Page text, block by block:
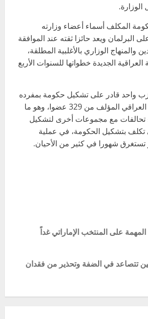
المكلف أسماء أعضاء وزارته
البرلمان ويعد حائزا ثقته عند الموافقة
والمنهاج الوزاري بالأغلبية المطلقة،
العراقية الجديدة خطواتها للسنوات الأربع
واحد قادر على تشكيل حكومة بمفرده
في مجلس النواب العراقي المؤلف من 329 عضوا، وهو ما
تحالفات مع مجموعات أخرى لتشكيل
تكلف بتشكيل الحكومة، في عملية
شهورا في كثير من الأحيان.
على المنتخب الإماراتي غداً
تتصاعد في الضفة وتحذير من فقدان